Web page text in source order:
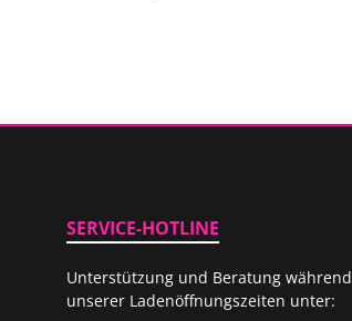
SERVICE-HOTLINE
Unterstützung und Beratung während
unserer Ladenöffnungszeiten unter: